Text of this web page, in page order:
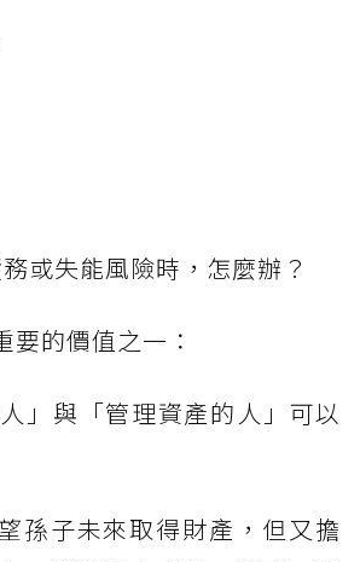
或失能風險時，怎麼辦？
要的價值之一：
」與「管理資產的人」可以
孫子未來取得財產，但又擔